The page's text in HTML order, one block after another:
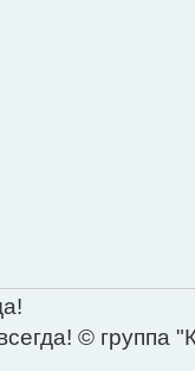
© группа